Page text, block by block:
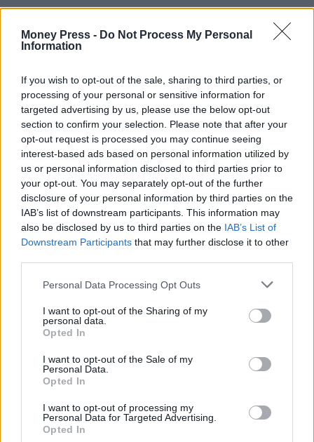
Money Press - Do Not Process My Personal
Information
If you wish to opt-out of the sale, sharing to third parties, or
processing of your personal or sensitive information for
targeted advertising by us, please use the below opt-out
section to confirm your selection. Please note that after your
opt-out request is processed you may continue seeing
interest-based ads based on personal information utilized by
us or personal information disclosed to third parties prior to
your opt-out. You may separately opt-out of the further
disclosure of your personal information by third parties on the
IAB’s list of downstream participants. This information may
also be disclosed by us to third parties on the IAB’s List of
Downstream Participants that may further disclose it to other
Personal Data Processing Opt Outs
I want to opt-out of the Sharing of my
personal data.
Opted In
I want to opt-out of the Sale of my
Personal Data.
Opted In
I want to opt-out of processing my
Personal Data for Targeted Advertising.
Opted In